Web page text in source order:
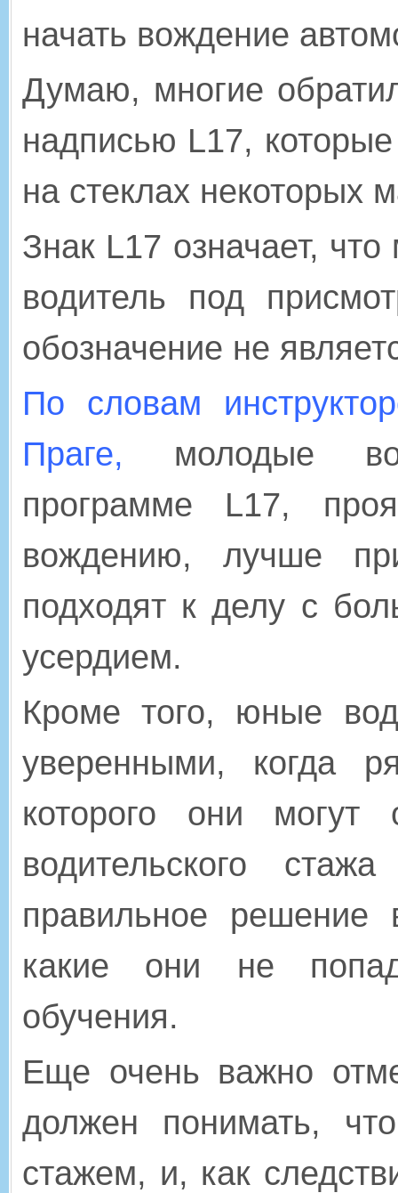
начать вождение
Думаю, многие
надписью L17,
на стеклах некоторых
Знак L17 означает,
водитель под
обозначение не
По словам
Праге, молодые
программе L17,
вождению, лучше
подходят к делу с
усердием.
Кроме того, юные
уверенными, когда
которого они могут
водительского
правильное
какие они не
обучения.
Еще очень важно
должен понимать,
стажем, и, как